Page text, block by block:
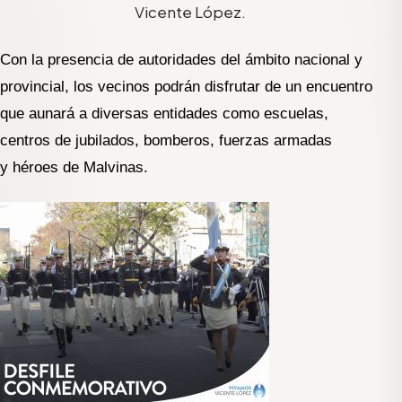
Vicente López.
Con la presencia de autoridades del ámbito nacional y
provincial, los vecinos podrán disfrutar de un encuentro
que aunará a diversas entidades como escuelas,
centros de jubilados, bomberos, fuerzas armadas
y héroes de Malvinas.